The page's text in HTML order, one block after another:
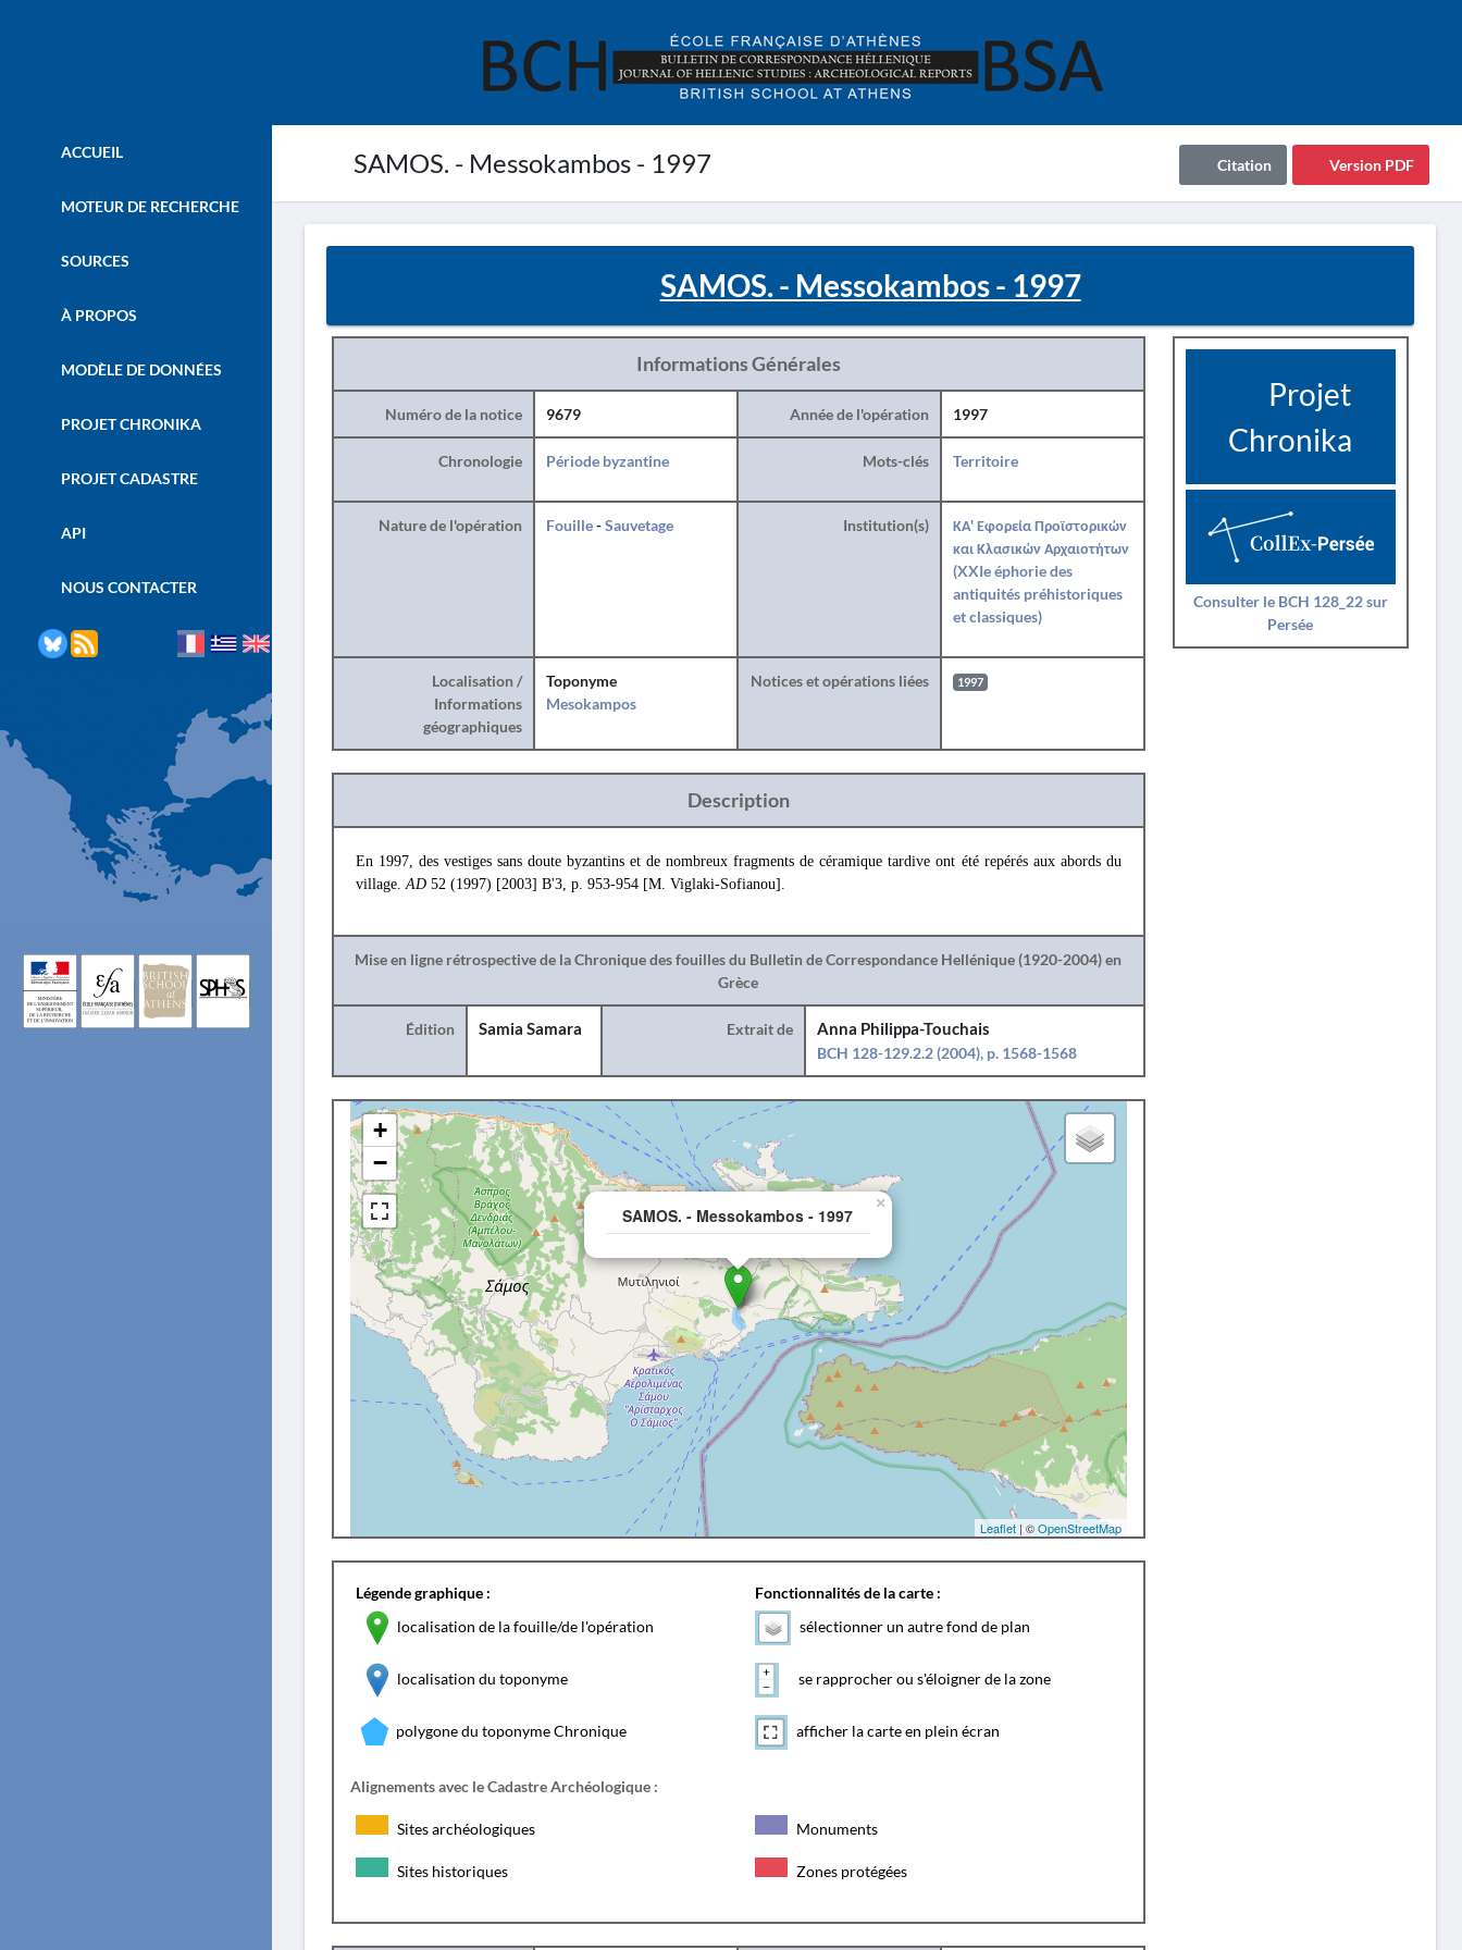
SAMOS. - Messokambos - 1997 Version PDF
Citation
ACCUEIL
MOTEUR DE RECHERCHE
SOURCES
À PROPOS
MODÈLE DE DONNÉES
PROJET CHRONIKA
PROJET CADASTRE
API
NOUS CONTACTER
SAMOS. - Messokambos - 1997
Informations Générales
Numéro de la notice 9679 Année de l'opération 1997
Chronologie Période byzantine Mots-clés Territoire
Nature de l'opération Fouille-Sauvetage Institution(s)
ΚΑ' Εφορεία Προϊστορικών
και Κλασικών Αρχαιοτήτων
(XXIe éphorie des
antiquités préhistoriques
et classiques)
Localisation /
Informations
géographiques
Toponyme
Mesokampos
Notices et opérations liées 1997
Description
En 1997, des vestiges sans doute byzantins et de nombreux fragments de céramique tardive ont été repérés aux abords du
village.AD 52 (1997) [2003] B'3, p. 953-954 [M. Viglaki-Sofianou].
Mise en ligne rétrospective de la Chronique des fouilles du Bulletin de Correspondance Hellénique (1920-2004) en
Grèce
Édition Samia Samara Extrait de
Anna Philippa-Touchais
BCH 128-129.2.2 (2004), p. 1568-1568
SAMOS. - Messokambos - 1997
×
+
−
Leaflet| ©OpenStreetMap
Légende graphique :
localisation de la fouille/de l'opération
localisation du toponyme
polygone du toponyme Chronique
Fonctionnalités de la carte :
sélectionner un autre fond de plan
se rapprocher ou s'éloigner de la zone
afficher la carte en plein écran
Alignements avec le Cadastre Archéologique :
Sites archéologiques Monuments
Sites historiques Zones protégées
Projet
Chronika
Consulter le BCH 128_22 sur
Persée